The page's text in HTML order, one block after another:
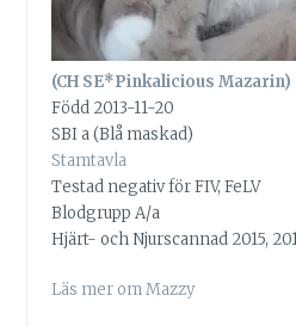
(CH SE*Pinkalicious Mazarin)
Född 2013-11-20
SBI a (Blå maskad)
Stamtavla
Testad negativ för FIV, FeLV
Blodgrupp A/a
Hjärt- och Njurscannad 2015,
Läs mer om Mazzy